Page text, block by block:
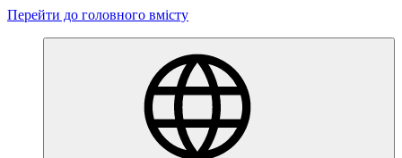
Перейти до головного вмісту